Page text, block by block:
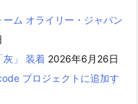
ーム オライリー・ジャパン
灰」 装着 2026年6月26日
プロジェクトに追加す